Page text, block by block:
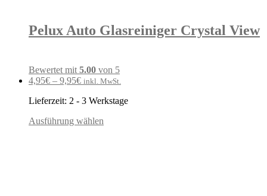
Pelux Auto Glasreiniger Crystal View
Bewertet mit5.00 von 5
4,95€ – 9,95€ inkl. MwSt.
Lieferzeit: 2 - 3 Werkstage
Ausführung wählen